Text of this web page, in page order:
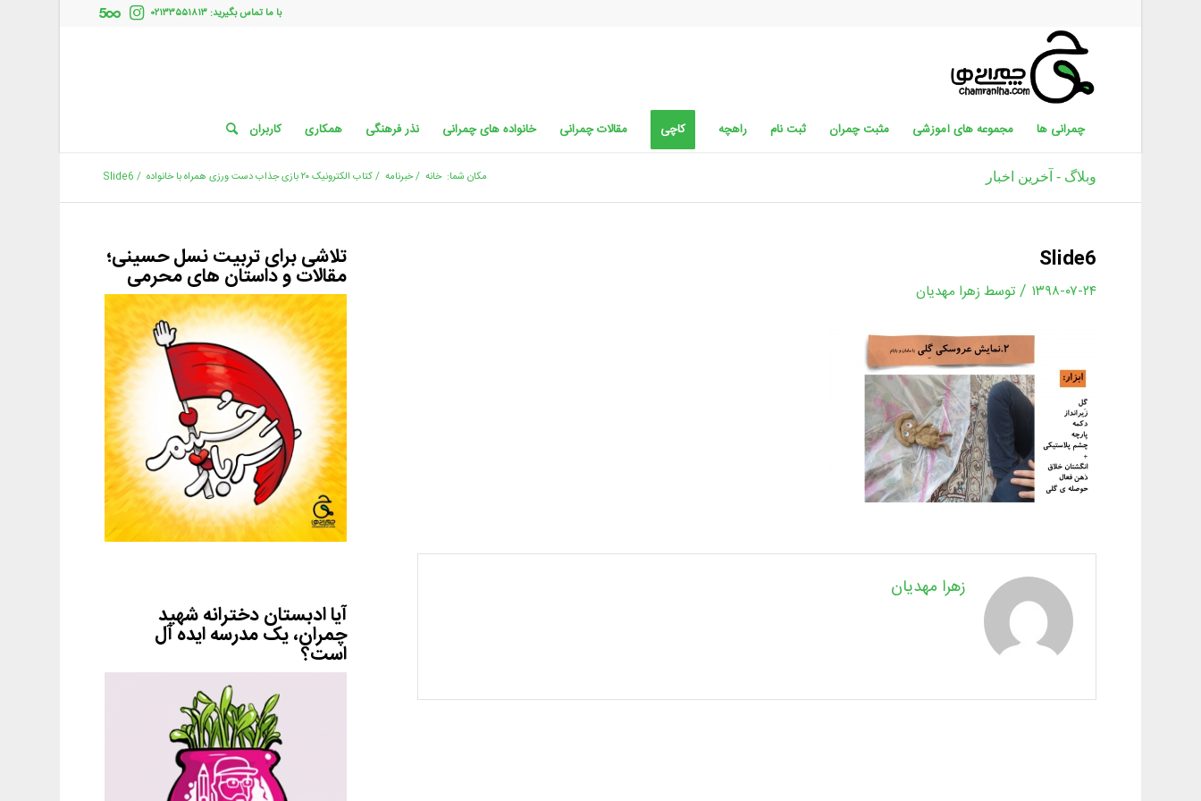
با ما تماس بگیرید: ۰۲۱۳۳۵۵۱۸۱۳
چمرانی ها مجموعه های آموزشی مثبت چمران ثبت نام راهچه کاچی مقالات چمرانی خانواده های چمرانی نذر فرهنگی همکاری کاربران
وبلاگ - آخرین اخبار مکان شما: خانه /خبرنامه /کتاب الکترونیک ۲۰ بازی جذاب دست ورزی همراه با خانواده /
Slide6
Slide6
۱۳۹۸-۰۷-۲۴ / توسط زهرا مهدیان
زهرا مهدیان
تلاشی برای تربیت نسل حسینی؛
مقالات و داستان های محرمی
آیا ادبستان دخترانه شهید
چمران، یک مدرسه ایده آل
است؟